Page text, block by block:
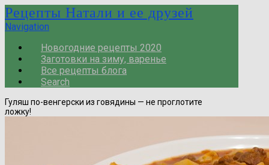
Рецепты Натали и ее друзей
Navigation
Новогодние рецепты 2020
Заготовки на зиму, варенье
Все рецепты блога
Search
Гуляш по-венгерски из говядины — не проглотите
ложку!